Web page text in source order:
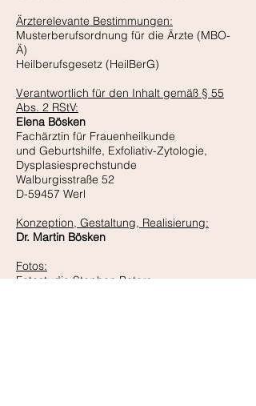
Ärzterelevante Bestimmungen:
Musterberufsordnung für die Ärzte (MBO-
Ä)
Heilberufsgesetz (HeilBerG)
Verantwortlich für den Inhalt gemäß § 55
Abs. 2 RStV:
Elena Bösken
Fachärztin für Frauenheilkunde
und Geburtshilfe, Exfoliativ-Zytologie,
Dysplasiesprechstunde
Walburgisstraße 52
D-59457 Werl
Konzeption, Gestaltung, Realisierung:
Dr. Martin Bösken
Fotos:
Fotostudio Stephan Peters